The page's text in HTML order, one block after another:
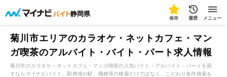
静岡県
保存 履歴 メニュー
菊川市エリアのカラオケ・ネットカフェ・マン
ガ喫茶のアルバイト・バイト・パート求人情報
菊川市のカラオケ・ネットカフェ・マンガ喫茶の人気バイト・アルバイト・パートを探
すならマイナビバイト。勤務地や駅、職種等の検索だけではなく、こだわり条件検索を